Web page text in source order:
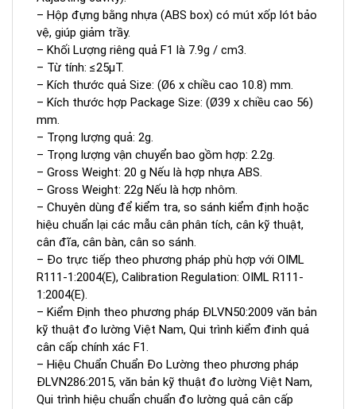
– Hộp đựng bằng nhựa (ABS box) có mút xốp lót bảo
vệ, giúp giảm trầy.
– Khối Lượng riêng quả F1 là 7.9g / cm3.
– Từ tính: ≤25μT.
– Kích thước quả Size: (Ø6 x chiều cao 10.8) mm.
– Kích thước hợp Package Size: (Ø39 x chiều cao 56)
mm.
– Trọng lượng quả: 2g.
– Trọng lượng vận chuyển bao gồm hợp: 2.2g.
– Gross Weight: 20 g Nếu là hợp nhựa ABS.
– Gross Weight: 22g Nếu là hợp nhôm.
– Chuyên dùng để kiểm tra, so sánh kiểm định hoặc
hiệu chuẩn lại các mẫu cân phân tích, cân kỹ thuật,
cân đĩa, cân bàn, cân so sánh.
– Đo trực tiếp theo phương pháp phù hợp với OIML
R111-1:2004(E), Calibration Regulation: OIML R111-
1:2004(E).
– Kiểm Định theo phương pháp ĐLVN50:2009 văn bản
kỹ thuật đo lường Việt Nam, Qui trình kiểm đinh quả
cân cấp chính xác F1.
– Hiệu Chuẩn Chuẩn Đo Lường theo phương pháp
ĐLVN286:2015, văn bản kỹ thuật đo lường Việt Nam,
Qui trình hiệu chuẩn chuẩn đo lường quả cân cấp